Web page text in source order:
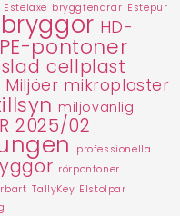
Estelaxe bryggfendrar Estepur
HD-
pontoner
cellplast
Miljöer mikroplaster
miljövänlig
2025/02
professionella
rörpontoner
TallyKey Elstolpar